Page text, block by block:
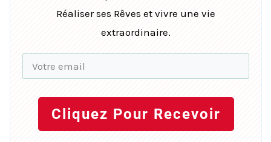
Réaliser ses Rêves et vivre une vie
extraordinaire.
Cliquez Pour Recevoir